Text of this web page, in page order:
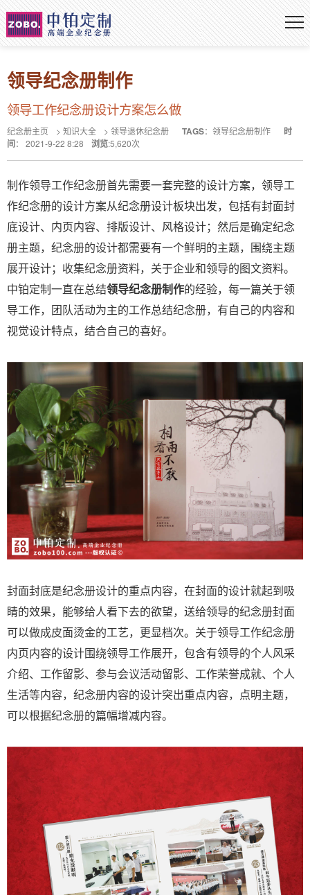
领导纪念册制作
领导工作纪念册设计方案怎么做
纪念册主页 > 知识大全 > 领导退休纪念册 TAGS： 领导纪念册制作
时
间： 2021-9-22 8:28 浏览:5,620次
制作领导工作纪念册首先需要一套完整的设计方案，领导工
作纪念册的设计方案从纪念册设计板块出发，包括有封面封
底设计、内页内容、排版设计、风格设计；然后是确定纪念
册主题，纪念册的设计都需要有一个鲜明的主题，围绕主题
展开设计；收集纪念册资料，关于企业和领导的图文资料。
中铂定制一直在总结领导纪念册制作的经验，每一篇关于领
导工作，团队活动为主的工作总结纪念册，有自己的内容和
视觉设计特点，结合自己的喜好。
封面封底是纪念册设计的重点内容，在封面的设计就起到吸
睛的效果，能够给人看下去的欲望，送给领导的纪念册封面
可以做成皮面烫金的工艺，更显档次。关于领导工作纪念册
内页内容的设计围绕领导工作展开，包含有领导的个人风采
介绍、工作留影、参与会议活动留影、工作荣誉成就、个人
生活等内容，纪念册内容的设计突出重点内容，点明主题，
可以根据纪念册的篇幅增减内容。